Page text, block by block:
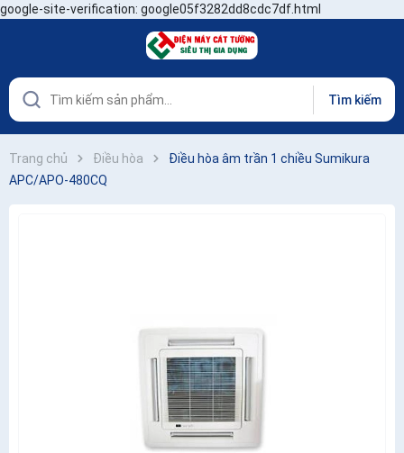
google-site-verification: google05f3282dd8cdc7df.html
Tìm kiếm
Trang chủ Điều hòa
Điều hòa âm trần 1 chiều Sumikura
APC/APO-480CQ